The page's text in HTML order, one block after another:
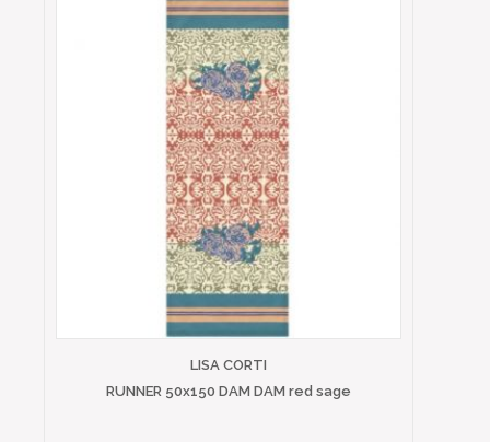
LISA CORTI
RUNNER 50x150 DAM DAM red sage